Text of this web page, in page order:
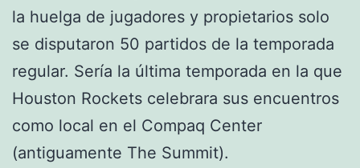
la huelga de jugadores y propietarios solo
se disputaron 50 partidos de la temporada
regular. Sería la última temporada en la que
Houston Rockets celebrara sus encuentros
como local en el Compaq Center
(antiguamente The Summit).